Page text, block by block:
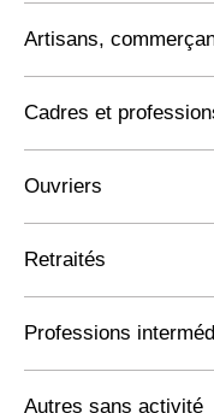
Artisans,
Cadres et
Ouvriers
Retraités
Professions
Autres sans activité